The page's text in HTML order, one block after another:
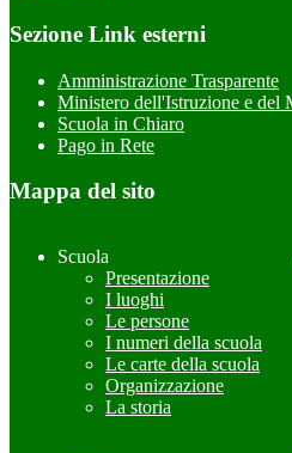
Sezione Link esterni
Amministrazione Trasparente
Ministero dell'Istruzione e del
Scuola in Chiaro
Pago in Rete
Mappa del sito
Scuola
Presentazione
I luoghi
Le persone
I numeri della scuola
Le carte della scuola
Organizzazione
La storia